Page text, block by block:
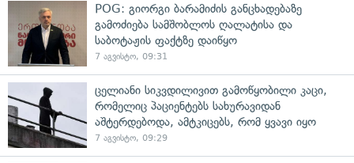
POG: გიორგი ბარამიძის განცხადებაზე
გამოძიება სამშობლოს ღალატისა და
საბოტაჟის ფაქტზე დაიწყო
7 აგვისტო, 09:31
ცელიანი სიკვდილივით გამოწყობილი კაცი,
რომელიც პაციენტებს სახურავიდან
აშტერდებოდა, ამტკიცებს, რომ ყვავი იყო
7 აგვისტო, 09:29